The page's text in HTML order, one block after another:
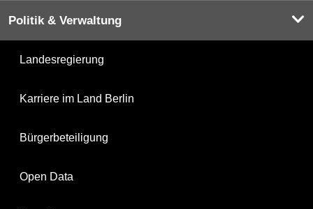
Politik & Verwaltung
Landesregierung
Karriere im Land Berlin
Bürgerbeteiligung
Open Data